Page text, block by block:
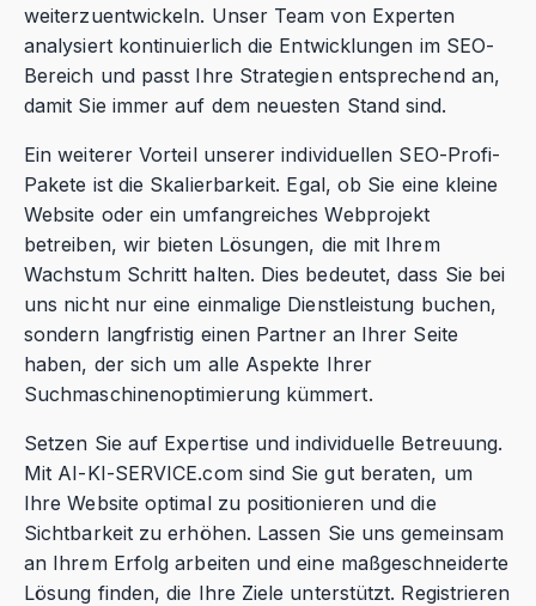
weiterzuentwickeln. Unser Team von Experten
analysiert kontinuierlich die Entwicklungen im SEO-
Bereich und passt Ihre Strategien entsprechend an,
damit Sie immer auf dem neuesten Stand sind.
Ein weiterer Vorteil unserer individuellen SEO-Profi-
Pakete ist die Skalierbarkeit. Egal, ob Sie eine kleine
Website oder ein umfangreiches Webprojekt
betreiben, wir bieten Lösungen, die mit Ihrem
Wachstum Schritt halten. Dies bedeutet, dass Sie bei
uns nicht nur eine einmalige Dienstleistung buchen,
sondern langfristig einen Partner an Ihrer Seite
haben, der sich um alle Aspekte Ihrer
Suchmaschinenoptimierung kümmert.
Setzen Sie auf Expertise und individuelle Betreuung.
Mit AI-KI-SERVICE.com sind Sie gut beraten, um
Ihre Website optimal zu positionieren und die
Sichtbarkeit zu erhöhen. Lassen Sie uns gemeinsam
an Ihrem Erfolg arbeiten und eine maßgeschneiderte
Lösung finden, die Ihre Ziele unterstützt. Registrieren